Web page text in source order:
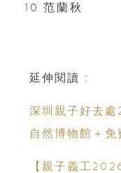
10 范蘭秋
延伸閱讀 :
深圳親子好去
自然博物館＋免
【親子義工